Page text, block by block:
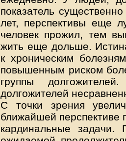
показатель
лет, перспективы еще
человек прожил, тем
жить еще дольше.
к хроническим
повышенным риском
группы
долгожителей
С точки зрения
ближайшей перспективе
кардинальные